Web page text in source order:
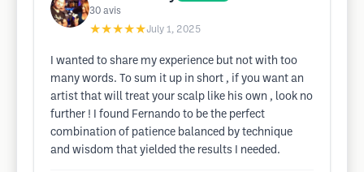
30 avis
★★★★★July 1, 2025
I wanted to share my experience but not with too
many words. To sum it up in short , if you want an
artist that will treat your scalp like his own , look no
further ! I found Fernando to be the perfect
combination of patience balanced by technique
and wisdom that yielded the results I needed.